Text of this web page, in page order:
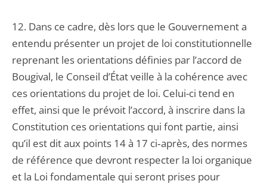
12. Dans ce cadre, dès lors que le Gouvernement a
entendu présenter un projet de loi constitutionnelle
reprenant les orientations définies par l’accord de
Bougival, le Conseil d’État veille à la cohérence avec
ces orientations du projet de loi. Celui-ci tend en
effet, ainsi que le prévoit l’accord, à inscrire dans la
Constitution ces orientations qui font partie, ainsi
qu’il est dit aux points 14 à 17 ci‑après, des normes
de référence que devront respecter la loi organique
et la Loi fondamentale qui seront prises pour